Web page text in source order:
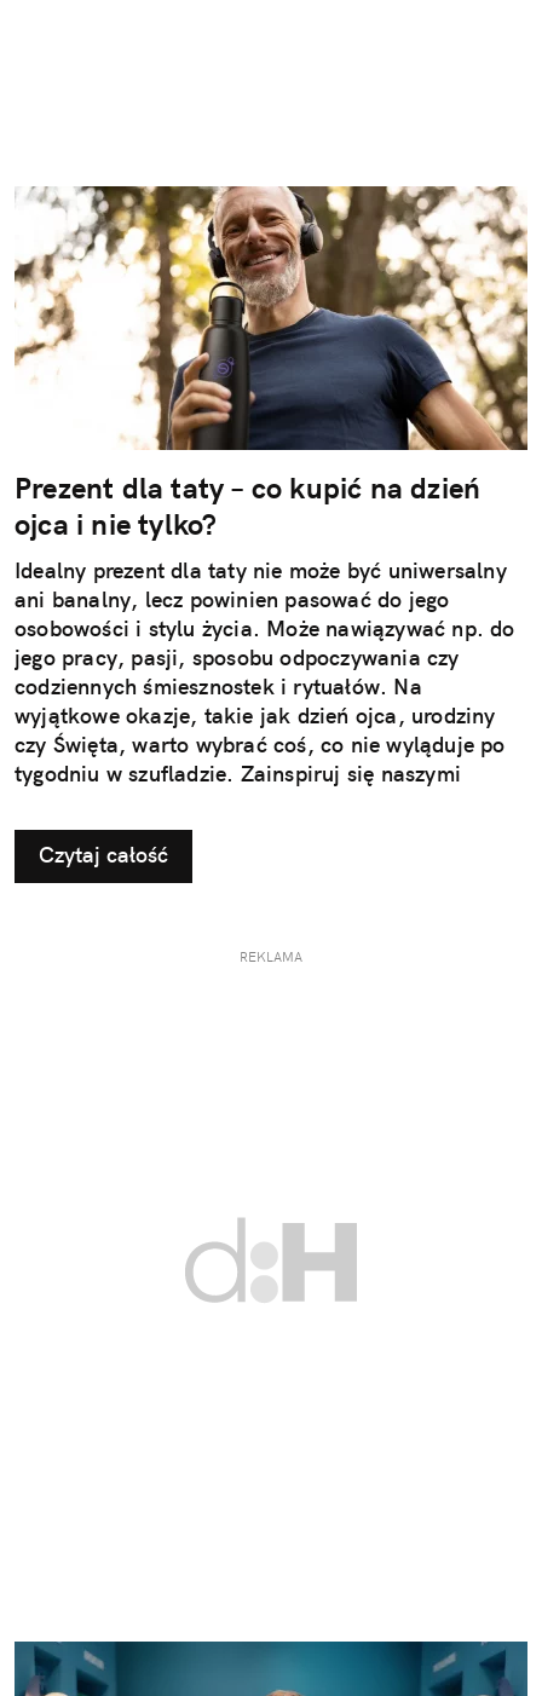
Prezent dla taty – co kupić na dzień
ojca i nie tylko?
Idealny prezent dla taty nie może być uniwersalny
ani banalny, lecz powinien pasować do jego
osobowości i stylu życia. Może nawiązywać np. do
jego pracy, pasji, sposobu odpoczywania czy
codziennych śmiesznostek i rytuałów. Na
wyjątkowe okazje, takie jak dzień ojca, urodziny
czy Święta, warto wybrać coś, co nie wyląduje po
tygodniu w szufladzie. Zainspiruj się naszymi
taty.
Czytaj całość
REKLAMA